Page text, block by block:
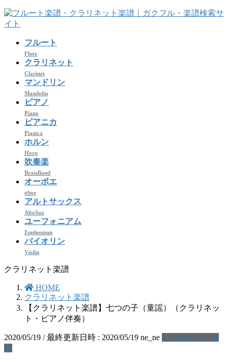
コ
ン
ナ
ビ
フルート
Flute
クラリネット
Clarinet
マンドリン
Mandolin
ピアノ
Piano
ピアニカ
Pianica
ホルン
Horn
吹奏楽
BrassBand
オーボエ
oboe
アルトサックス
AltoSax
ユーフォニアム
Euphonium
バイオリン
Violin
クラリネット楽譜
HOME
クラリネット楽譜
【クラリネット楽譜】七つの子（童謡）（クラリネッ
ト・ピアノ伴奏）
2020/05/19 / 最終更新日時 : 2020/05/19 ne_ne クラリネット楽
譜